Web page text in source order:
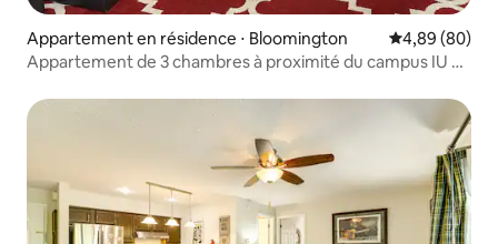
Appartement en résidence ⋅ Bloomington Évaluation
4,89 (80)
Appartement de 3 chambres à proximité du campus IU et